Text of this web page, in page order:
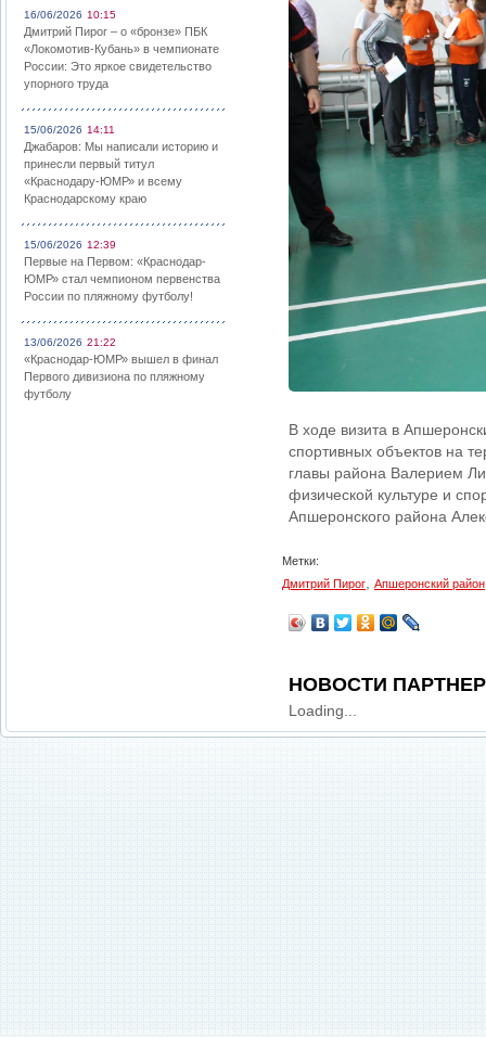
16/06/2026 10:15
Дмитрий Пирог – о «бронзе» ПБК
«Локомотив-Кубань» в чемпионате
России: Это яркое свидетельство
упорного труда
15/06/2026 14:11
Джабаров: Мы написали историю и
принесли первый титул
«Краснодару-ЮМР» и всему
Краснодарскому краю
15/06/2026 12:39
Первые на Первом: «Краснодар-
ЮМР» стал чемпионом первенства
России по пляжному футболу!
13/06/2026 21:22
«Краснодар-ЮМР» вышел в финал
Первого дивизиона по пляжному
футболу
В ходе визита в
спортивных объектов на
главы района Валерием
физической культуре и
Апшеронского района
Метки:
Дмитрий Пирог
Апшеронский район
НОВОСТИ
Loading...